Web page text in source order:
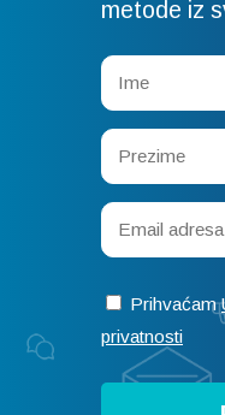
metode iz
Prihvaćam
privatnosti